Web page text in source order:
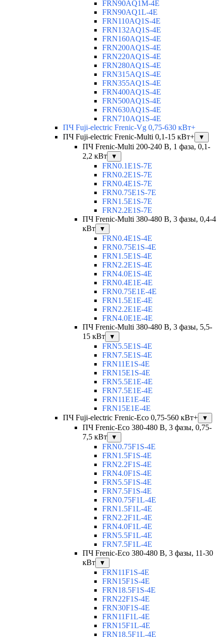
FRN90AQ1M-4E
FRN90AQ1L-4E
FRN110AQ1S-4E
FRN132AQ1S-4E
FRN160AQ1S-4E
FRN200AQ1S-4E
FRN220AQ1S-4E
FRN280AQ1S-4E
FRN315AQ1S-4E
FRN355AQ1S-4E
FRN400AQ1S-4E
FRN500AQ1S-4E
FRN630AQ1S-4E
FRN710AQ1S-4E
ПЧ Fuji-electric Frenic-Vg 0,75-630 кВт+
ПЧ Fuji-electric Frenic-Multi 0,1-15 кВт+
▼
ПЧ Frenic-Multi 200-240 В, 1 фаза, 0,1-
2,2 кВт
▼
FRN0.1E1S-7E
FRN0.2E1S-7E
FRN0.4E1S-7E
FRN0.75E1S-7E
FRN1.5E1S-7E
FRN2.2E1S-7E
ПЧ Frenic-Multi 380-480 В, 3 фазы, 0,4-4
кВт
▼
FRN0.4E1S-4E
FRN0.75E1S-4E
FRN1.5E1S-4E
FRN2.2E1S-4E
FRN4.0E1S-4E
FRN0.4E1E-4E
FRN0.75E1E-4E
FRN1.5E1E-4E
FRN2.2E1E-4E
FRN4.0E1E-4E
ПЧ Frenic-Multi 380-480 В, 3 фазы, 5,5-
15 кВт
▼
FRN5.5E1S-4E
FRN7.5E1S-4E
FRN11E1S-4E
FRN15E1S-4E
FRN5.5E1E-4E
FRN7.5E1E-4E
FRN11E1E-4E
FRN15E1E-4E
ПЧ Fuji-electric Frenic-Eco 0,75-560 кВт+
▼
ПЧ Frenic-Eco 380-480 В, 3 фазы, 0,75-
7,5 кВт
▼
FRN0.75F1S-4E
FRN1.5F1S-4E
FRN2.2F1S-4E
FRN4.0F1S-4E
FRN5.5F1S-4E
FRN7.5F1S-4E
FRN0.75F1L-4E
FRN1.5F1L-4E
FRN2.2F1L-4E
FRN4.0F1L-4E
FRN5.5F1L-4E
FRN7.5F1L-4E
ПЧ Frenic-Eco 380-480 В, 3 фазы, 11-30
кВт
▼
FRN11F1S-4E
FRN15F1S-4E
FRN18.5F1S-4E
FRN22F1S-4E
FRN30F1S-4E
FRN11F1L-4E
FRN15F1L-4E
FRN18.5F1L-4E